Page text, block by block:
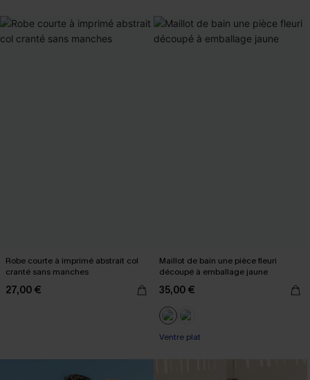
Robe courte à imprimé abstrait col
cranté sans manches
27,00 €
Maillot de bain une pièce fleuri
découpé à emballage jaune
35,00 €
Ventre plat